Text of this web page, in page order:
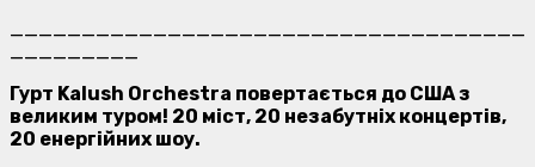
____________________________________
_________
Гурт Kalush Orchestra повертається до США з
великим туром! 20 міст, 20 незабутніх концертів,
20 енергійних шоу.